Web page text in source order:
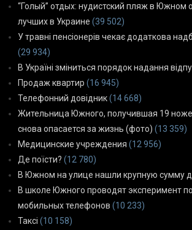
“Голый” отдых: нудистский пляж в Южном
лучших в Украине (39 502)
У травні пенсіонерів чекає додаткова
(29 934)
В Україні зміниться порядок надання
Продаж квартир (16 945)
Телефонний довідник(14 668)
Жительница Южного, получившая 19
снова опасается за жизнь (фото) (13 359)
Медицинские учреждения (12 956)
Де поїсти? (12 780)
В Южном на улице нашли крупную сумму
В школе Южного проводят эксперимент
мобильных телефонов (10 233)
Таксі (10 158)